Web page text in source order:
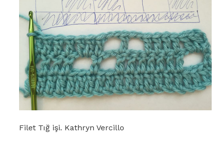
Filet Tığ işi. Kathryn Vercillo